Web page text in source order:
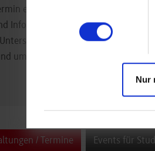
Nur
erhalten Studierende
Informationen zu
um das Studium.
/ Termine Events für